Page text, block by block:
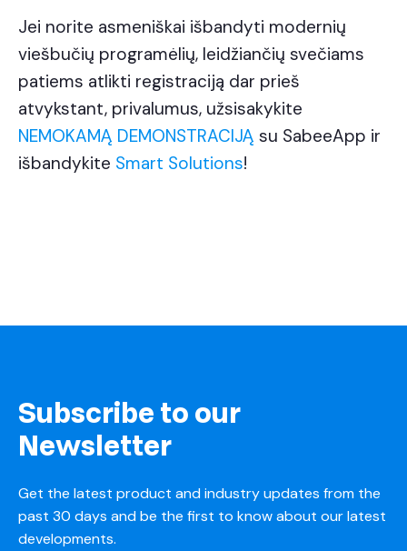
Jei norite asmeniškai išbandyti modernių
viešbučių programėlių, leidžiančių svečiams
patiems atlikti registraciją dar prieš
atvykstant, privalumus, užsisakykite
NEMOKAMĄ DEMONSTRACIJĄ su SabeeApp ir
išbandykite Smart Solutions!
Subscribe to our
Newsletter
Get the latest product and industry updates from the
past 30 days and be the first to know about our latest
developments.